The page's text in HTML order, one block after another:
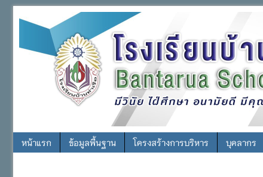
หน้าแรก ข้อมูลพื้นฐาน โครงสร้างการบริหาร บุคลากร